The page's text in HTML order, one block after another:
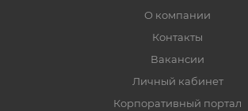
О компании
Контакты
Вакансии
Личный кабинет
Корпоративный портал